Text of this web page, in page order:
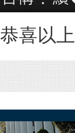
恭喜以